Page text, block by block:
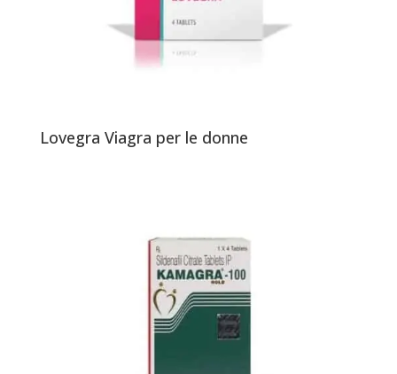
Lovegra Viagra per le donne